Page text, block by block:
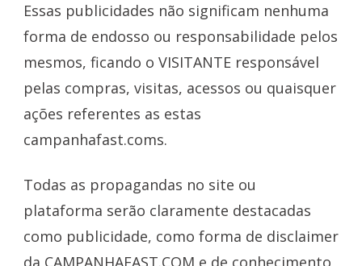
Essas publicidades não significam nenhuma
forma de endosso ou responsabilidade pelos
mesmos, ficando o VISITANTE responsável
pelas compras, visitas, acessos ou quaisquer
ações referentes as estas
campanhafast.coms.
Todas as propagandas no site ou
plataforma serão claramente destacadas
como publicidade, como forma de disclaimer